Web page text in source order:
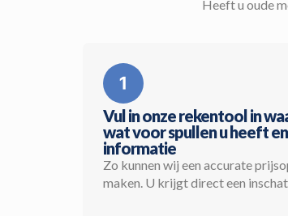
Heeft u oude
Vul in onze rekentool in
wat voor spullen u heeft
informatie
Zo kunnen wij een accurate
maken. U krijgt direct een